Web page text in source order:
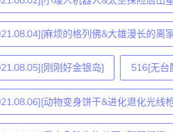
麻烦的格列佛&大雄漫长的离
刚刚好金银岛] 516[无台
动物变身饼干&进化退化光线